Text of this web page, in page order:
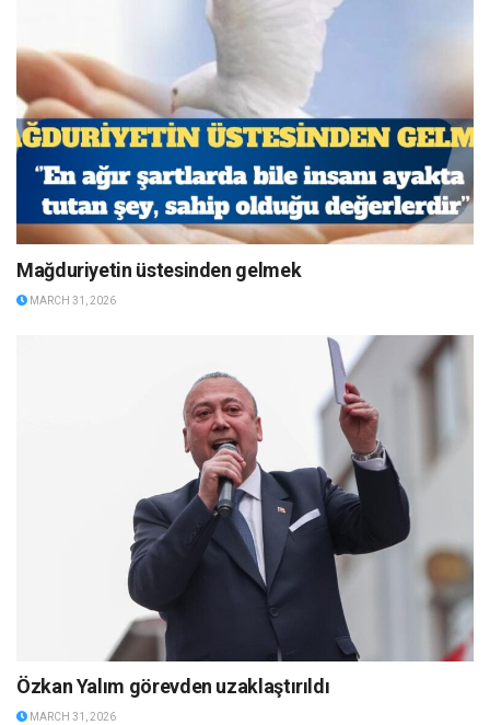
Mağduriyetin üstesinden gelmek
MARCH 31, 2026
Özkan Yalım görevden uzaklaştırıldı
MARCH 31, 2026